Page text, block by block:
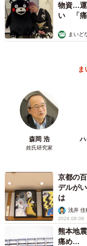
物資…運
い 「痛
まいど
森岡 浩
姓氏研究家
京都の
デルが
は
浅井 佳
2026.08.08
熊本地
痛め…